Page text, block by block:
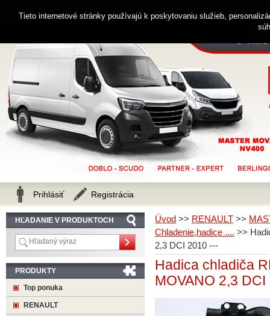
Úvod >> RENAULT >>
Chladenie,hadice .... >>
2,3 DCI 2010 ---
Hadica chladiča
MOVANO 2,3
HĽADANIE V PRODUKTOCH
PRODUKTY
Top ponuka
RENAULT
Zákaznícka linka 0914 238 482
Prihlásiť Registrácia
Tieto internetové stránky používajú k poskytovaniu služieb,